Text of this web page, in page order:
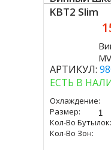
KBT2 Slim
АРТИКУЛ:
ЕСТЬ В
Охлаждение:
Размер:
Кол-Во Бутылок:
Кол-Во Зон: